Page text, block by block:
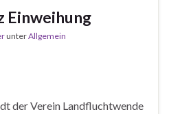
Einweihung
unterAllgemein
der Verein Landfluchtwende